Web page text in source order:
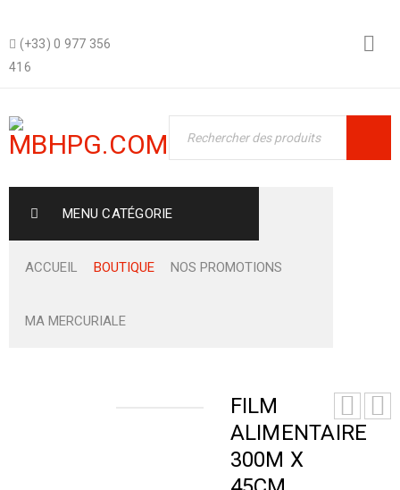
(+33) 0 977 356
416
MENU CATÉGORIE
ACCUEIL BOUTIQUE NOS PROMOTIONS
MA MERCURIALE
FILM
ALIMENTAIRE
300M X